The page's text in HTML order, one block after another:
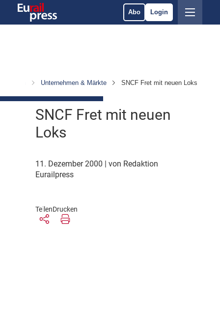
Abo Login
Unternehmen & Märkte SNCF Fret mit neuen Loks
SNCF Fret mit neuen
Loks
11. Dezember 2000
| von Redaktion
Eurailpress
TeilenDrucken